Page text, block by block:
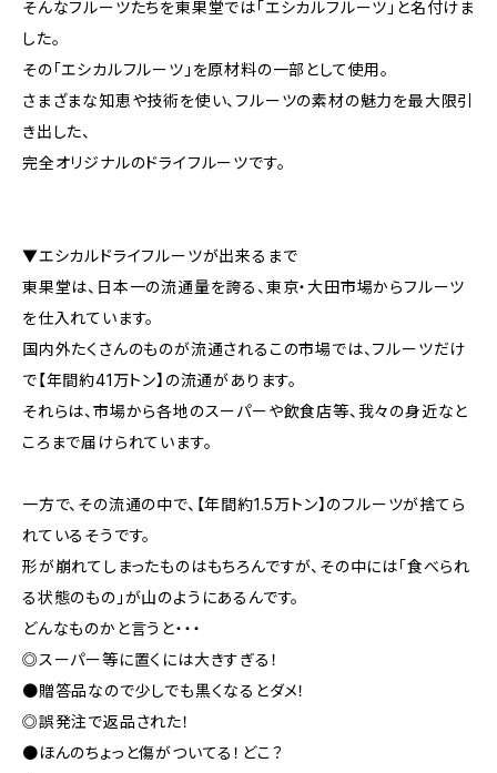
そんなフルーツたちを東果堂では「エシカルフルーツ」と名付けま
した。
その「エシカルフルーツ」を原材料の一部として使用。
さまざまな知恵や技術を使い、フルーツの素材の魅力を最大限引
き出した、
完全オリジナルのドライフルーツです。
▼エシカルドライフルーツが出来るまで
東果堂は、日本一の流通量を誇る、東京・大田市場からフルーツ
を仕入れています。
国内外たくさんのものが流通されるこの市場では、フルーツだけ
で【年間約41万トン】の流通があります。
それらは、市場から各地のスーパーや飲食店等、我々の身近なと
ころまで届けられています。
一方で、その流通の中で、【年間約1.5万トン】のフルーツが捨てら
れているそうです。
形が崩れてしまったものはもちろんですが、その中には「食べられ
る状態のもの」が山のようにあるんです。
どんなものかと言うと・・・
◎スーパー等に置くには大きすぎる！
●贈答品なので少しでも黒くなるとダメ！
◎誤発注で返品された！
●ほんのちょっと傷がついてる！どこ？